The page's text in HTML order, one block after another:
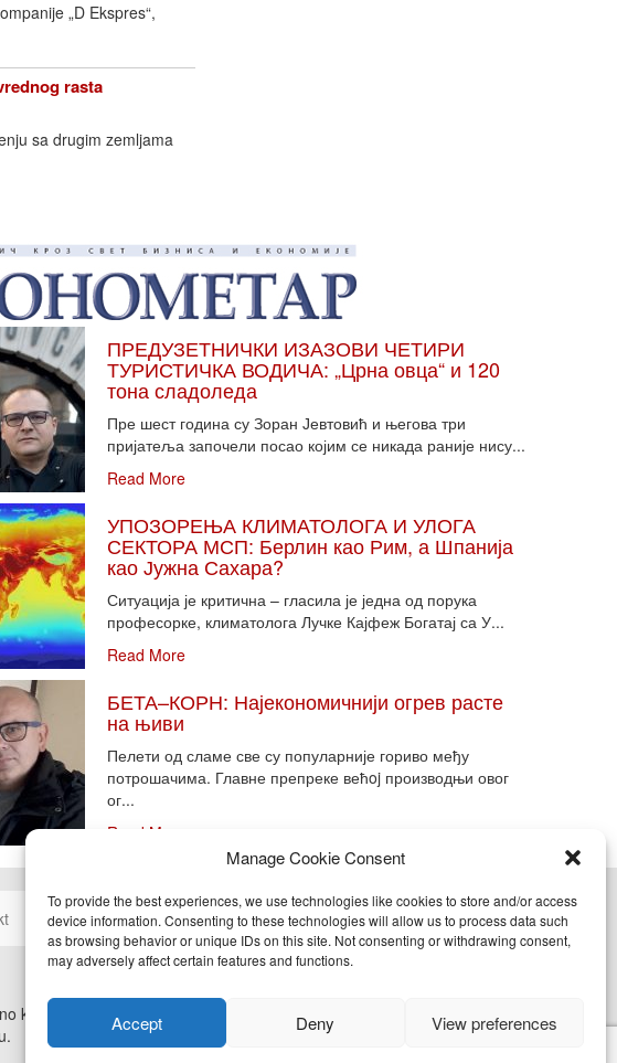
Manage Cookie Consent
To provide the best experiences, we use technologies like cookies to store and/or access
device information. Consenting to these technologies will allow us to process data such
as browsing behavior or unique IDs on this site. Not consenting or withdrawing consent,
may adversely affect certain features and functions.
Accept Deny View preferences
„D Ekspres“,
rasta
sa drugim zemljama
ПРЕДУЗЕТНИЧКИ ИЗАЗОВИ ЧЕТИРИ
ТУРИСТИЧКА ВОДИЧА: „Црна овца“ и 120
тона сладоледа
Пре шест година су Зоран Јевтовић и његова три
пријатеља започели посао којим се никада раније нису...
Read More
УПОЗОРЕЊА КЛИМАТОЛОГА И УЛОГА
СЕКТОРА МСП: Берлин као Рим, а Шпанија
као Јужна Сахара?
Ситуација је критична – гласила је једна од порука
професорке, климатолога Лучке Кајфеж Богатај са У...
Read More
БЕТА–КОРН: Најекономичнији огрев расте
на њиви
Пелети од сламе све су популарније гориво међу
потрошачима. Главне препреке већoj производњи овог
ог...
Read More
Cookie Policy (EU)
korišćenje, kopiranje, objavljivanje celine ili delova bilo kog proizvoda